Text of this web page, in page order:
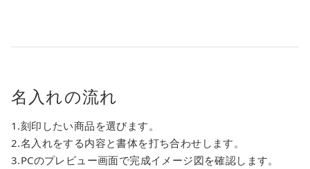
名入れの流れ
1.刻印したい商品を選びます。
2.名入れをする内容と書体を打ち合わせします。
3.PCのプレビュー画面で完成イメージ図を確認します。